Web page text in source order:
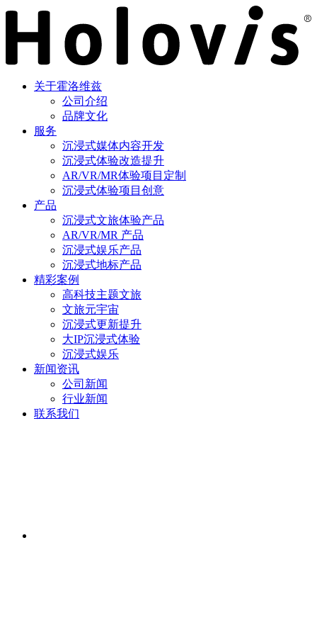
关于霍洛维兹
公司介绍
品牌文化
服务
沉浸式媒体内容开发
沉浸式体验改造提升
AR/VR/MR体验项目定制
沉浸式体验项目创意
产品
沉浸式文旅体验产品
AR/VR/MR 产品
沉浸式娱乐产品
沉浸式地标产品
精彩案例
高科技主题文旅
文旅元宇宙
沉浸式更新提升
大IP沉浸式体验
沉浸式娱乐
新闻资讯
公司新闻
行业新闻
联系我们